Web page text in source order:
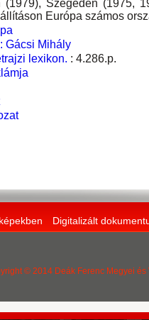
Szegeden (1975,
Európa számos
Gácsi Mihály
lexikon. : 4.286.p.
Digitalizált
© 2014 Deák Ferenc Megyei